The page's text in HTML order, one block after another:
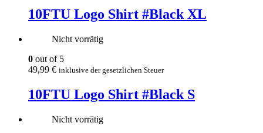
10FTU Logo Shirt #Black XL
Nicht vorrätig
0 out of 5
49,99 € inklusive der gesetzlichen Steuer
10FTU Logo Shirt #Black S
Nicht vorrätig